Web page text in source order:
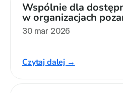
Wspólnie dla
w organizacjach
30 mar 2026
Czytaj dalej →